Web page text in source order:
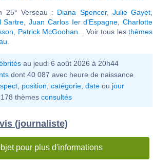
25° Verseau : Diana Spencer, Julie Gayet
Sartre Juan Carlos Ier d'Espagne
Charlotte
Patrick McGoohan ... Voir tous lesthèmes
au jeudi 6 août 2026 à 20h44
dont 40 087 avec heure de naissance
position catégorie date ou jour
thèmes consultés
(journaliste)
pour plus d'informations